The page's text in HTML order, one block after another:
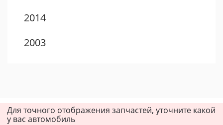
2014
2003
2000
Для точного отображения запчастей, уточните какой
у вас автомобиль